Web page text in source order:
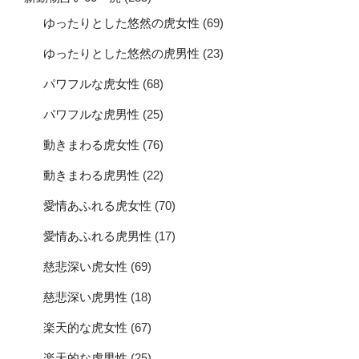
ゆったりとした悠然の虎女性 (69)
ゆったりとした悠然の虎男性 (23)
パワフルな虎女性 (68)
パワフルな虎男性 (25)
動きまわる虎女性 (76)
動きまわる虎男性 (22)
愛情あふれる虎女性 (70)
愛情あふれる虎男性 (17)
慈悲深い虎女性 (69)
慈悲深い虎男性 (18)
楽天的な虎女性 (67)